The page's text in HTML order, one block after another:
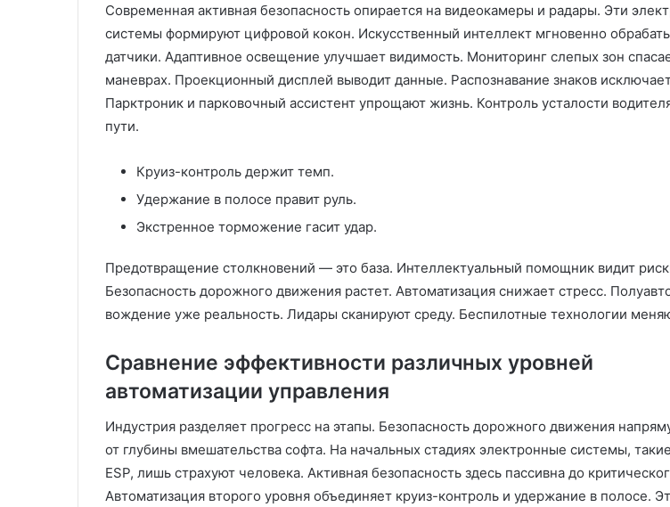
Современная активная безопасность опирается на видеокамеры и радары. Эти
системы формируют цифровой кокон. Искусственный интеллект мгновенно
датчики. Адаптивное освещение улучшает видимость. Мониторинг слепых зон
маневрах. Проекционный дисплей выводит данные. Распознавание знаков
Парктроник и парковочный ассистент упрощают жизнь. Контроль усталости
пути.
Круиз-контроль держит темп.
Удержание в полосе правит руль.
Экстренное торможение гасит удар.
Предотвращение столкновений — это база. Интеллектуальный помощник видит
Безопасность дорожного движения растет. Автоматизация снижает стресс.
вождение уже реальность. Лидары сканируют среду. Беспилотные технологии
Сравнение эффективности различных уровней
автоматизации управления
Индустрия разделяет прогресс на этапы. Безопасность дорожного движения
от глубины вмешательства софта. На начальных стадиях электронные системы,
ESP, лишь страхуют человека. Активная безопасность здесь пассивна до
Автоматизация второго уровня объединяет круиз-контроль и удержание в полосе.